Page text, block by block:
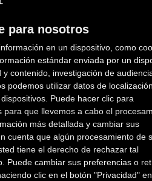
para nosotros
en un dispositivo, como
estándar enviada por un
contenido, investigación de
podemos utilizar datos de localización
Puede hacer clic para
que llevemos a cabo el
más detallada y cambiar sus
cuenta que algún procesamiento de
tiene el derecho de rechazar tal
Puede cambiar sus preferencias o
clic en el botón "Privacidad"
Carrer de la
Boi de
LA
SANT
Passeig